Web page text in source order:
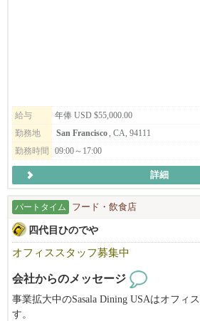
給与
年俸 USD $55,000.00
勤務地
San Francisco, CA, 94111
勤務時間
09:00～17:00
詳細
パートタイム フード・飲食店
四代目ひのでや
オフィススタッフ募集中
会社からのメッセージ
事業拡大中のSasala Dining USAはオフィ
す。